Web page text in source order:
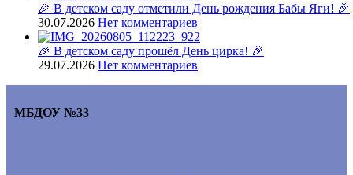
🎉 В детском саду отметили День рождения Бабы Яги! 🎉
30.07.2026 Нет комментариев
🎉 В детском саду прошёл День цирка! 🎉
29.07.2026 Нет комментариев
МБДОУ №33